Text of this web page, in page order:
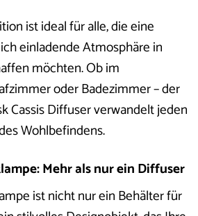
ist ideal für alle, die eine
einladende Atmosphäre in
möchten. Ob im
oder Badezimmer – der
Cassis Diffuser verwandelt jeden
Wohlbefindens.
Mehr als nur ein Diffuser
ist nicht nur ein Behälter für